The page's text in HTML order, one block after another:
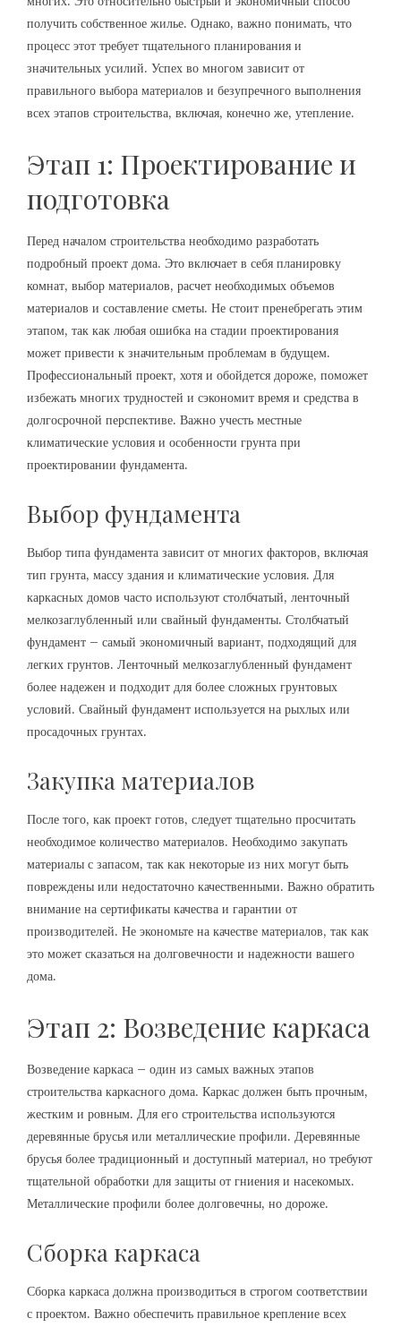
получить собственное жилье. Однако, важно понимать, что
процесс этот требует тщательного планирования и
значительных усилий. Успех во многом зависит от
правильного выбора материалов и безупречного выполнения
всех этапов строительства, включая, конечно же, утепление.
Этап 1: Проектирование и
подготовка
Перед началом строительства необходимо разработать
подробный проект дома. Это включает в себя планировку
комнат, выбор материалов, расчет необходимых объемов
материалов и составление сметы. Не стоит пренебрегать этим
этапом, так как любая ошибка на стадии проектирования
может привести к значительным проблемам в будущем.
Профессиональный проект, хотя и обойдется дороже, поможет
избежать многих трудностей и сэкономит время и средства в
долгосрочной перспективе. Важно учесть местные
климатические условия и особенности грунта при
проектировании фундамента.
Выбор фундамента
Выбор типа фундамента зависит от многих факторов, включая
тип грунта, массу здания и климатические условия. Для
каркасных домов часто используют столбчатый, ленточный
мелкозаглубленный или свайный фундаменты. Столбчатый
фундамент – самый экономичный вариант, подходящий для
легких грунтов. Ленточный мелкозаглубленный фундамент
более надежен и подходит для более сложных грунтовых
условий. Свайный фундамент используется на рыхлых или
просадочных грунтах.
Закупка материалов
После того, как проект готов, следует тщательно просчитать
необходимое количество материалов. Необходимо закупать
материалы с запасом, так как некоторые из них могут быть
повреждены или недостаточно качественными. Важно обратить
внимание на сертификаты качества и гарантии от
производителей. Не экономьте на качестве материалов, так как
это может сказаться на долговечности и надежности вашего
дома.
Этап 2: Возведение каркаса
Возведение каркаса – один из самых важных этапов
строительства каркасного дома. Каркас должен быть прочным,
жестким и ровным. Для его строительства используются
деревянные брусья или металлические профили. Деревянные
брусья более традиционный и доступный материал, но требуют
тщательной обработки для защиты от гниения и насекомых.
Металлические профили более долговечны, но дороже.
Сборка каркаса
Сборка каркаса должна производиться в строгом соответствии
с проектом. Важно обеспечить правильное крепление всех